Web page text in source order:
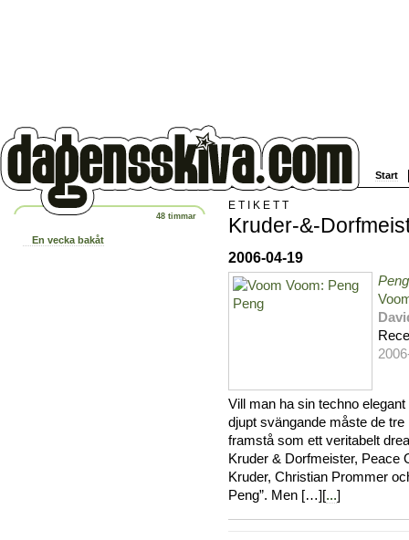
Start
48 timmar
En vecka bakåt
ETIKETT
Kruder-&-
2006-04-19
Vill man ha sin techno
djupt svängande måste de
framstå som ett veritabelt
Kruder & Dorfmeister, Peace
Kruder, Christian Prommer
Peng”. Men […][...]